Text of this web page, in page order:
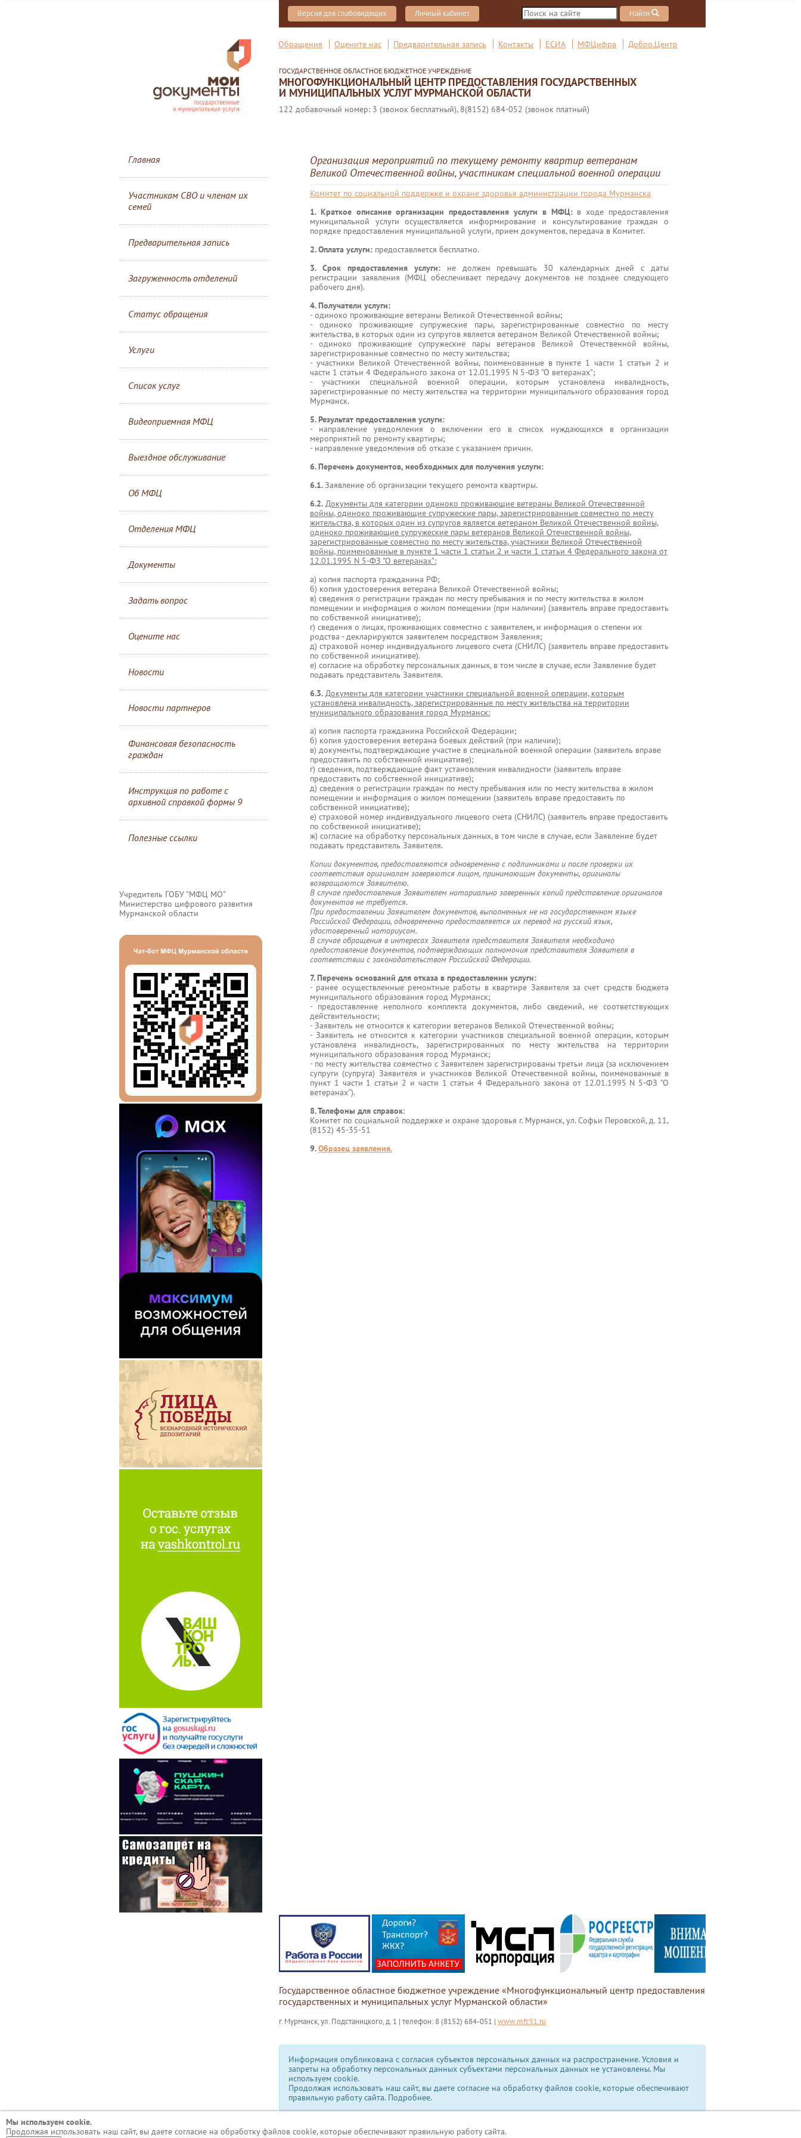
Версия для слабовидящих Личный кабинет Найти
Обращения Оцените нас Предварительная запись Контакты ЕСИА МФЦифра Добро.Центр
ГОСУДАРСТВЕННОЕ ОБЛАСТНОЕ БЮДЖЕТНОЕ УЧРЕЖДЕНИЕ
МНОГОФУНКЦИОНАЛЬНЫЙ ЦЕНТР ПРЕДОСТАВЛЕНИЯ ГОСУДАРСТВЕННЫХ
И МУНИЦИПАЛЬНЫХ УСЛУГ МУРМАНСКОЙ ОБЛАСТИ
122 добавочный номер: 3 (звонок бесплатный), 8(8152) 684-052 (звонок платный)
Главная
Участникам СВО и членам их
семей
Предварительная запись
Загруженность отделений
Статус обращения
Услуги
Список услуг
Видеоприемная МФЦ
Выездное обслуживание
Об МФЦ
Отделения МФЦ
Документы
Задать вопрос
Оцените нас
Новости
Новости партнеров
Финансовая безопасность
граждан
Инструкция по работе с
архивной справкой формы 9
Полезные ссылки
Учредитель ГОБУ "МФЦ МО"
Министерство цифрового развития
Мурманской области
Организация мероприятий по текущему ремонту квартир ветеранам
Великой Отечественной войны, участникам специальной военной операции
Комитет по социальной поддержке и охране здоровья администрации города Мурманска
1. Краткое описание организации предоставления услуги в МФЦ:в ходе предоставления
муниципальной услуги осуществляется информирование и консультирование граждан о
порядке предоставления муниципальной услуги, прием документов, передача в Комитет.
2. Оплата услуги: предоставляется бесплатно.
3. Срок предоставления услуги:не должен превышать 30 календарных дней с даты
регистрации заявления (МФЦ обеспечивает передачу документов не позднее следующего
рабочего дня).
4. Получатели услуги:
- одиноко проживающие ветераны Великой Отечественной войны;
- одиноко проживающие супружеские пары, зарегистрированные совместно по месту
жительства, в которых один из супругов является ветераном Великой Отечественной войны;
- одиноко проживающие супружеские пары ветеранов Великой Отечественной войны,
зарегистрированные совместно по месту жительства;
- участники Великой Отечественной войны, поименованные в пункте 1 части 1 статьи 2 и
части 1 статьи 4 Федерального закона от 12.01.1995 N 5-ФЗ "О ветеранах";
- участники специальной военной операции, которым установлена инвалидность,
зарегистрированные по месту жительства на территории муниципального образования город
Мурманск.
5. Результат предоставления услуги:
- направление уведомления о включении его в список нуждающихся в организации
мероприятий по ремонту квартиры;
- направление уведомления об отказе с указанием причин.
6. Перечень документов, необходимых для получения услуги:
6.1.Заявление об организации текущего ремонта квартиры.
6.2. Документы для категории одиноко проживающие ветераны Великой Отечественной
войны, одиноко проживающие супружеские пары, зарегистрированные совместно по месту
жительства, в которых один из супругов является ветераном Великой Отечественной войны,
одиноко проживающие супружеские пары ветеранов Великой Отечественной войны,
зарегистрированные совместно по месту жительства, участники Великой Отечественной
войны, поименованные в пункте 1 части 1 статьи 2 и части 1 статьи 4 Федерального закона от
12.01.1995 N 5-ФЗ "О ветеранах":
а) копия паспорта гражданина РФ;
б) копия удостоверения ветерана Великой Отечественной войны;
в) сведения о регистрации граждан по месту пребывания и по месту жительства в жилом
помещении и информация о жилом помещении (при наличии) (заявитель вправе предоставить
по собственной инициативе);
г) сведения о лицах, проживающих совместно с заявителем, и информация о степени их
родства - декларируются заявителем посредством Заявления;
д) страховой номер индивидуального лицевого счета (СНИЛС) (заявитель вправе предоставить
по собственной инициативе).
е) согласие на обработку персональных данных, в том числе в случае, если Заявление будет
подавать представитель Заявителя.
6.3. Документы для категории участники специальной военной операции, которым
установлена инвалидность, зарегистрированные по месту жительства на территории
муниципального образования город Мурманск:
а) копия паспорта гражданина Российской Федерации;
б) копия удостоверения ветерана боевых действий (при наличии);
в) документы, подтверждающие участие в специальной военной операции (заявитель вправе
предоставить по собственной инициативе);
г) сведения, подтверждающие факт установления инвалидности (заявитель вправе
предоставить по собственной инициативе);
д) сведения о регистрации граждан по месту пребывания или по месту жительства в жилом
помещении и информация о жилом помещении (заявитель вправе предоставить по
собственной инициативе);
е) страховой номер индивидуального лицевого счета (СНИЛС) (заявитель вправе предоставить
по собственной инициативе);
ж) согласие на обработку персональных данных, в том числе в случае, если Заявление будет
подавать представитель Заявителя.
Копии документов, предоставляются одновременно с подлинниками и после проверки их
соответствия оригиналам заверяются лицом, принимающим документы, оригиналы
возвращаются Заявителю.
В случае предоставления Заявителем нотариально заверенных копий представление оригиналов
документов не требуется.
При предоставлении Заявителем документов, выполненных не на государственном языке
Российской Федерации, одновременно предоставляется их перевод на русский язык,
удостоверенный нотариусом.
В случае обращения в интересах Заявителя представителя Заявителя необходимо
предоставление документов, подтверждающих полномочия представителя Заявителя в
соответствии с законодательством Российской Федерации.
7. Перечень оснований для отказа в предоставлении услуги:
- ранее осуществленные ремонтные работы в квартире Заявителя за счет средств бюджета
муниципального образования город Мурманск;
- предоставление неполного комплекта документов, либо сведений, не соответствующих
действительности;
- Заявитель не относится к категории ветеранов Великой Отечественной войны;
- Заявитель не относится к категории участников специальной военной операции, которым
установлена инвалидность, зарегистрированных по месту жительства на территории
муниципального образования город Мурманск;
- по месту жительства совместно с Заявителем зарегистрированы третьи лица (за исключением
супруги (супруга) Заявителя и участников Великой Отечественной войны, поименованные в
пункт 1 части 1 статьи 2 и части 1 статьи 4 Федерального закона от 12.01.1995 N 5-ФЗ "О
ветеранах").
8. Телефоны для справок:
Комитет по социальной поддержке и охране здоровья г. Мурманск, ул. Софьи Перовской, д. 11,
(8152) 45-35-51
9.Образец заявления.
Государственное областное бюджетное учреждение «Многофункциональный центр предоставления
государственных и муниципальных услуг Мурманской области»
г. Мурманск, ул. Подстаницкого, д. 1 | телефон: 8 (8152) 684-051 | www.mfc51.ru
Информация опубликована с согласия субъектов персональных данных на распространение. Условия и
запреты на обработку персональных данных субъектами персональных данных не установлены. Мы
используем сookie.
Продолжая использовать наш сайт, вы даете согласие на обработку файлов cookie, которые обеспечивают
правильную работу сайта. Подробнее.
Мы используем сookie.
Продолжая использовать наш сайт, вы даете согласие на обработку файлов cookie, которые обеспечивают правильную работу сайта.